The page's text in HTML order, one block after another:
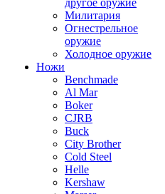
другое оружие
Милитария
Огнестрельное
оружие
Холодное оружие
Ножи
Benchmade
Al Mar
Boker
CJRB
Buck
City Brother
Cold Steel
Helle
Kershaw